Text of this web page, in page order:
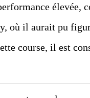
élevée,
où il aurait pu
course, il est